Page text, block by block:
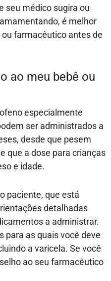
seu médico sugira ou
é melhor
farmacêutico antes de
ao meu bebê ou
especialmente
ser administrados a
desde que pesem
que a dose para crianças
e idade.
paciente, que está
detalhadas
a administrar.
para as quais você deve
a varicela. Se você
ao seu farmacêutico